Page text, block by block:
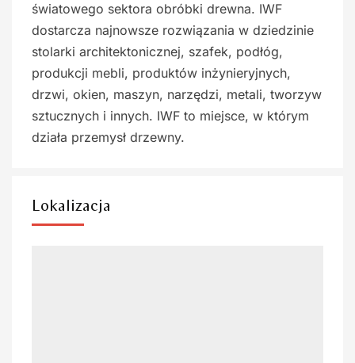
światowego sektora obróbki drewna. IWF
dostarcza najnowsze rozwiązania w dziedzinie
stolarki architektonicznej, szafek, podłóg,
produkcji mebli, produktów inżynieryjnych,
drzwi, okien, maszyn, narzędzi, metali, tworzyw
sztucznych i innych. IWF to miejsce, w którym
działa przemysł drzewny.
Lokalizacja